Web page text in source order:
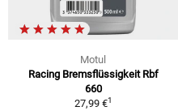
Motul
Racing Bremsflüssigkeit Rbf
660
27,99 €1